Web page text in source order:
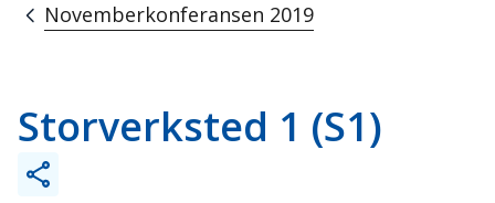
Breadcrumb
Novemberkonferansen 2019
Storverksted 1 (S1)